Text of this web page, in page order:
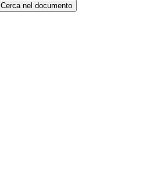
Cerca nel documento